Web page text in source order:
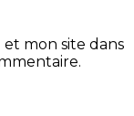
mon site dans